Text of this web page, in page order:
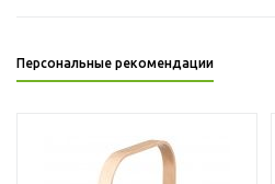
Персональные рекомендации